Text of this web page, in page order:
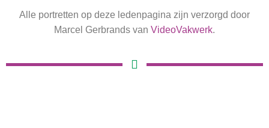
Alle portretten op deze ledenpagina zijn verzorgd door
Marcel Gerbrands van VideoVakwerk.